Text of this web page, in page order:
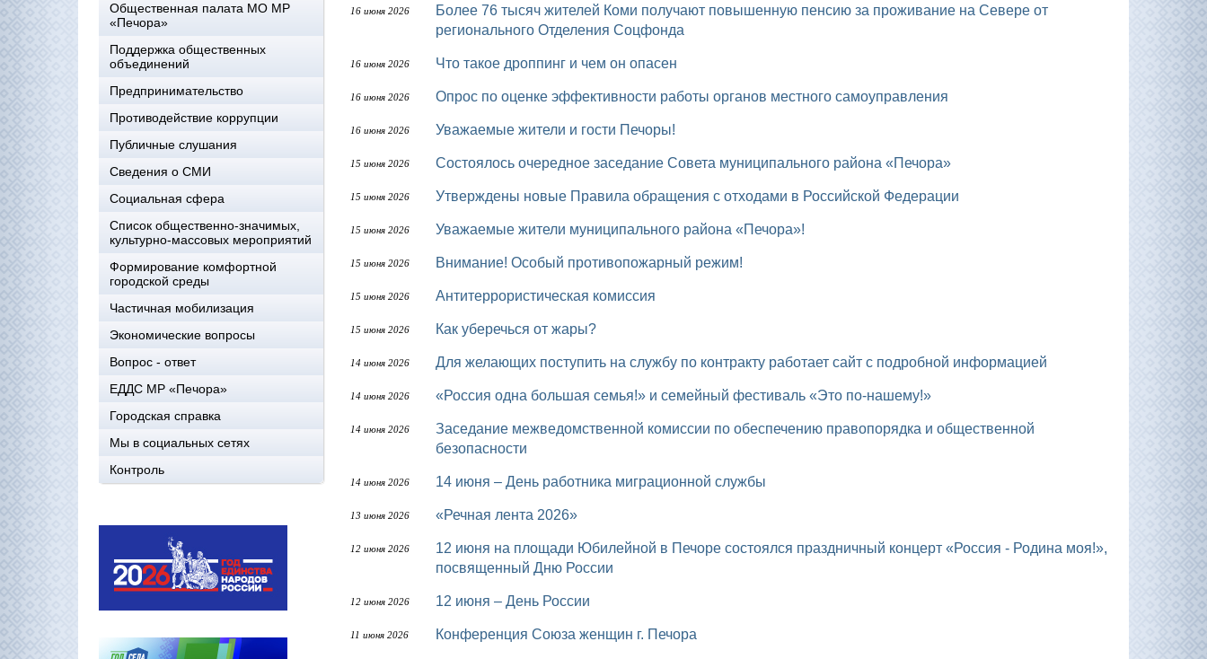
Общественная палата МО МР
«Печора»
Поддержка общественных
объединений
Предпринимательство
Противодействие коррупции
Публичные слушания
Сведения о СМИ
Социальная сфера
Список общественно-значимых,
культурно-массовых мероприятий
Формирование комфортной
городской среды
Частичная мобилизация
Экономические вопросы
Вопрос - ответ
ЕДДС МР «Печора»
Городская справка
Мы в социальных сетях
Контроль
16 июня 2026
Более 76 тысяч жителей Коми получают повышенную пенсию за проживание на Севере от
регионального Отделения Соцфонда
16 июня 2026 Что такое дроппинг и чем он опасен
16 июня 2026 Опрос по оценке эффективности работы органов местного самоуправления
16 июня 2026 Уважаемые жители и гости Печоры!
15 июня 2026 Состоялось очередное заседание Совета муниципального района «Печора»
15 июня 2026 Утверждены новые Правила обращения с отходами в Российской Федерации
15 июня 2026 Уважаемые жители муниципального района «Печора»!
15 июня 2026 Внимание! Особый противопожарный режим!
15 июня 2026 Антитеррористическая комиссия
15 июня 2026 Как уберечься от жары?
14 июня 2026 Для желающих поступить на службу по контракту работает сайт с подробной информацией
14 июня 2026 «Россия одна большая семья!» и семейный фестиваль «Это по-нашему!»
14 июня 2026
Заседание межведомственной комиссии по обеспечению правопорядка и общественной
безопасности
14 июня 2026 14 июня – День работника миграционной службы
13 июня 2026 «Речная лента 2026»
12 июня 2026
12 июня на площади Юбилейной в Печоре состоялся праздничный концерт «Россия - Родина моя!»,
посвященный Дню России
12 июня 2026 12 июня – День России
11 июня 2026 Конференция Союза женщин г. Печора